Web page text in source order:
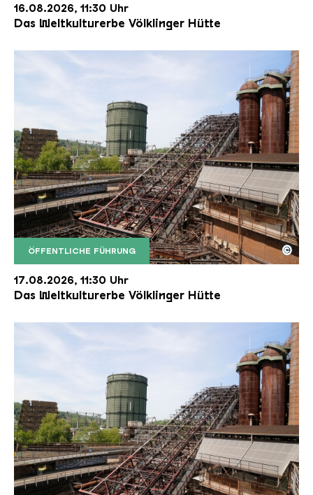
16.08.2026, 11:30 Uhr
Das Weltkulturerbe Völklinger Hütte
ÖFFENTLICHE FÜHRUNG
Der Erzschrägaufzug der Völklinger Hütte mit
Copyright: Weltkulturerbe Völklinger Hütte | Karl
©
17.08.2026, 11:30 Uhr
Das Weltkulturerbe Völklinger Hütte